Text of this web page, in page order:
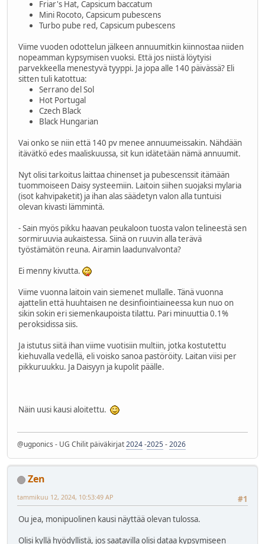
Friar's Hat, Capsicum baccatum
Mini Rocoto, Capsicum pubescens
Turbo pube red, Capsicum pubescens
Viime vuoden odottelun jälkeen annuumitkin kiinnostaa niiden
nopeamman kypsymisen vuoksi. Että jos niistä löytyisi
parvekkeella menestyvä tyyppi. Ja jopa alle 140 päivässä? Eli
sitten tuli katottua:
Serrano del Sol
Hot Portugal
Czech Black
Black Hungarian
Vai onko se niin että 140 pv menee annuumeissakin. Nähdään
itävätkö edes maaliskuussa, sit kun idätetään nämä annuumit.
Nyt olisi tarkoitus laittaa chinenset ja pubescenssit itämään
tuommoiseen Daisy systeemiin. Laitoin siihen suojaksi mylaria
(isot kahvipaketit) ja ihan alas säädetyn valon alla tuntuisi
olevan kivasti lämmintä.
- Sain myös pikku haavan peukaloon tuosta valon telineestä sen
sormiruuvia aukaistessa. Siinä on ruuvin alla terävä
työstämätön reuna. Airamin laadunvalvonta?
Ei menny kivutta.
Viime vuonna laitoin vain siemenet mullalle. Tänä vuonna
ajattelin että huuhtaisen ne desinfiointiaineessa kun nuo on
sikin sokin eri siemenkaupoista tilattu. Pari minuuttia 0.1%
peroksidissa siis.
Ja istutus siitä ihan viime vuotisiin multiin, jotka kostutettu
kiehuvalla vedellä, eli voisko sanoa pastöröity. Laitan viisi per
pikkuruukku. Ja Daisyyn ja kupolit päälle.
Näin uusi kausi aloitettu.
@ugponics - UG Chilit päiväkirjat2024-2025 -2026
Zen
#1
tammikuu 12, 2024, 10:53:49 AP
Ou jea, monipuolinen kausi näyttää olevan tulossa.
Olisi kyllä hyödyllistä, jos saatavilla olisi dataa kypsymiseen